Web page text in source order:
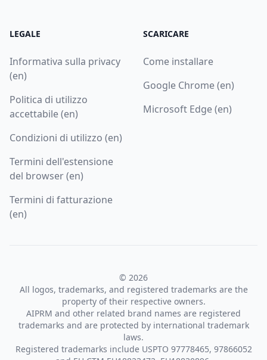
LEGALE
Informativa sulla privacy
(en)
Politica di utilizzo
accettabile (en)
Condizioni di utilizzo (en)
Termini dell'estensione
del browser (en)
Termini di fatturazione
(en)
SCARICARE
Come installare
Google Chrome (en)
Microsoft Edge (en)
© 2026
All logos, trademarks, and registered trademarks are the
property of their respective owners.
AIPRM and other related brand names are registered
trademarks and are protected by international trademark
laws.
Registered trademarks include USPTO 97778465, 97866052